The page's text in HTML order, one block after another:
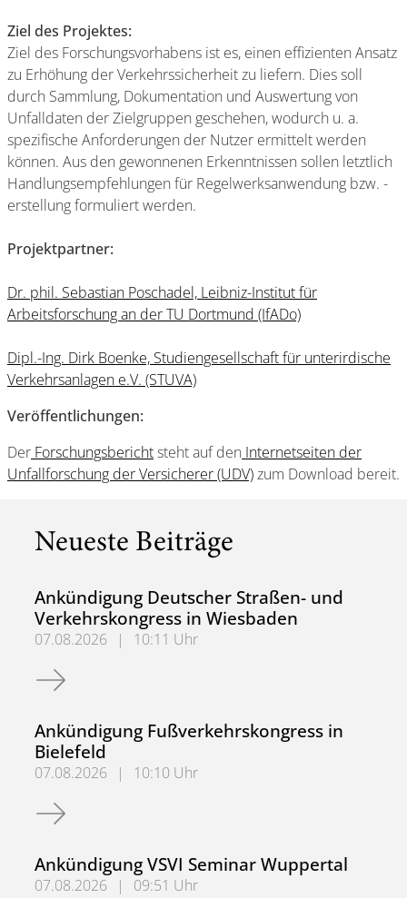
Ziel des Projektes:
Ziel des Forschungsvorhabens ist es, einen effizienten Ansatz
zu Erhöhung der Verkehrssicherheit zu liefern. Dies soll
durch Sammlung, Dokumentation und Auswertung von
Unfalldaten der Zielgruppen geschehen, wodurch u. a.
spezifische Anforderungen der Nutzer ermittelt werden
können. Aus den gewonnenen Erkenntnissen sollen letztlich
Handlungsempfehlungen für Regelwerksanwendung bzw. -
erstellung formuliert werden.
Projektpartner:
Dr. phil. Sebastian Poschadel, Leibniz-Institut für
Arbeitsforschung an der TU Dortmund (IfADo)
Dipl.-Ing. Dirk Boenke, Studiengesellschaft für unterirdische
Verkehrsanlagen e.V. (STUVA)
Veröffentlichungen:
Der Forschungsberichtsteht auf den Internetseiten der
Unfallforschung der Versicherer (UDV)zum Download bereit.
Neueste Beiträge
Ankündigung Deutscher Straßen- und
Verkehrskongress in Wiesbaden
07.08.2026 |
10:11 Uhr
Ankündigung Deutscher Straßen- und Verkehrskongress
Ankündigung Fußverkehrskongress in
Bielefeld
07.08.2026 |
10:10 Uhr
Ankündigung Fußverkehrskongress in Bielefeld
Ankündigung VSVI Seminar Wuppertal
07.08.2026 |
09:51 Uhr